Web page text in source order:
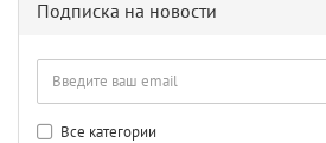
Подписка на новости
Все категории